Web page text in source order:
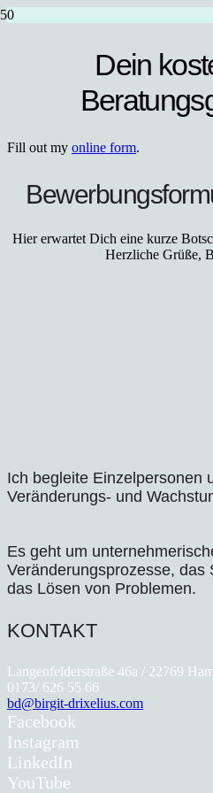
Dein
Fill out my online form.
Hier erwartet Dich eine kurze
Herzliche Grüße,
Ich begleite Einzelpersonen
Veränderungs- und
Es geht um
Veränderungsprozesse, das
das Lösen von Problemen.
KONTAKT
Langenfelderstraße 46a / 22769
0173/ 626 55 66
bd@birgit-drixelius.com
Facebook
Instagram
LinkedIn
YouTube